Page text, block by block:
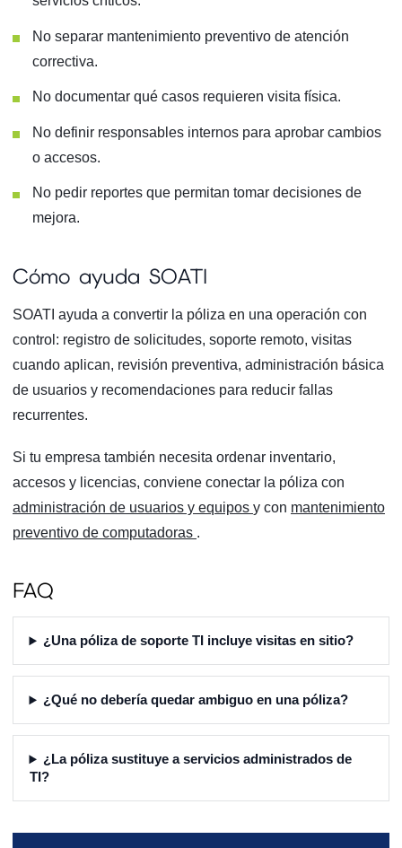
No separar mantenimiento preventivo de atención
correctiva.
No documentar qué casos requieren visita física.
No definir responsables internos para aprobar cambios
o accesos.
No pedir reportes que permitan tomar decisiones de
mejora.
Cómo ayuda SOATI
SOATI ayuda a convertir la póliza en una operación con
control: registro de solicitudes, soporte remoto, visitas
cuando aplican, revisión preventiva, administración básica
de usuarios y recomendaciones para reducir fallas
recurrentes.
Si tu empresa también necesita ordenar inventario,
accesos y licencias, conviene conectar la póliza con
administración de usuarios y equipos y con mantenimiento
preventivo de computadoras .
FAQ
¿Una póliza de soporte TI incluye visitas en sitio?
¿Qué no debería quedar ambiguo en una póliza?
¿La póliza sustituye a servicios administrados de
TI?